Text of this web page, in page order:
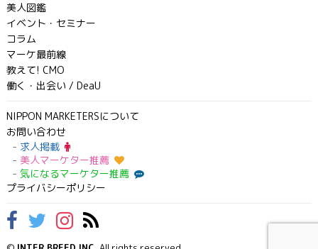
美人図鑑
イベント・セミナー
コラム
マーケ最前線
教えて! CMO
働く・出会い / DeaU
NIPPON MARKETERSについて
お問い合わせ
求人掲載
美人マーケター推薦
気になるマーケター推薦
プライバシーポリシー